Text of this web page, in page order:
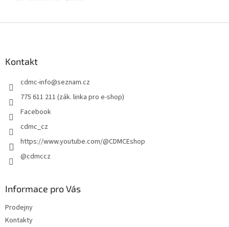
Kontakt
cdmc-info@seznam.cz
775 611 211 (zák. linka pro e-shop)
Facebook
cdmc_cz
https://www.youtube.com/@CDMCEshop
@cdmccz
Informace pro Vás
Prodejny
Kontakty